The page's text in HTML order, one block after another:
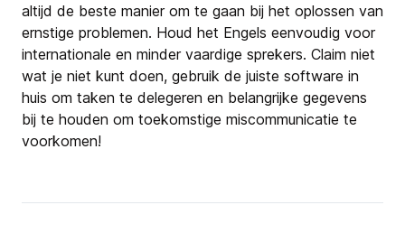
altijd de beste manier om te gaan bij het oplossen van
ernstige problemen. Houd het Engels eenvoudig voor
internationale en minder vaardige sprekers. Claim niet
wat je niet kunt doen, gebruik de juiste software in
huis om taken te delegeren en belangrijke gegevens
bij te houden om toekomstige miscommunicatie te
voorkomen!